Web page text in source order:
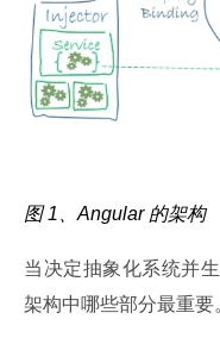
图 1、Angular 的架构
当决定抽象化系统并
架构中哪些部分最重要